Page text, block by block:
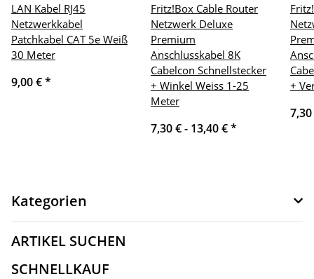
LAN Kabel RJ45
Netzwerkkabel
Patchkabel CAT 5e Weiß
30 Meter
9,00 €*
Fritz!Box Cable Router
Netzwerk Deluxe
Premium
Anschlusskabel 8K
Cabelcon Schnellstecker
+ Winkel Weiss 1-25
Meter
7,30 € - 13,40 €*
+
Kategorien
ARTIKEL SUCHEN
SCHNELLKAUF